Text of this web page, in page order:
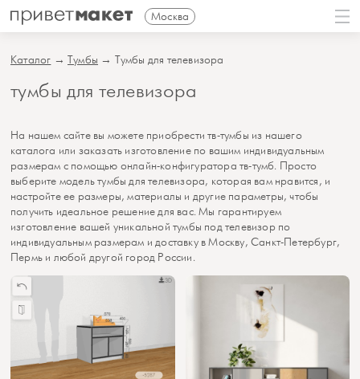
Москва
Каталог →Тумбы → Тумбы для телевизора
тумбы для телевизора
На нашем сайте вы можете приобрести тв-тумбы из нашего
каталога или заказать изготовление по вашим индивидуальным
размерам с помощью онлайн-конфигуратора тв-тумб. Просто
выберите модель тумбы для телевизора, которая вам нравится, и
настройте ее размеры, материалы и другие параметры, чтобы
получить идеальное решение для вас. Мы гарантируем
изготовление вашей уникальной тумбы под телевизор по
индивидуальным размерам и доставку в Москву, Санкт-Петербург,
Пермь и любой другой город России.